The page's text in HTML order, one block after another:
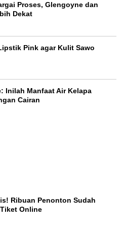
Proses, Glengoyne dan
Dekat
Pink agar Kulit Sawo
Inilah Manfaat Air Kelapa
Cairan
Ribuan Penonton Sudah
Online